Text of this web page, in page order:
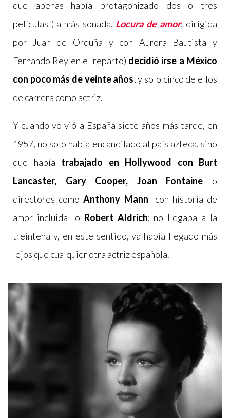
que apenas había protagonizado dos o tres
películas (la más sonada, Locura de amor, dirigida
por Juan de Orduña y con Aurora Bautista y
Fernando Rey en el reparto) decidió irse a México
con poco más de veinte años, y solo cinco de ellos
de carrera como actriz.
Y cuando volvió a España siete años más tarde, en
1957, no solo había encandilado al país azteca, sino
que había trabajado en Hollywood con Burt
Lancaster, Gary Cooper, Joan Fontaine o
directores comoAnthony Mann -con historia de
amor incluida- o Robert Aldrich; no llegaba a la
treintena y, en este sentido, ya había llegado más
lejos que cualquier otra actriz española.